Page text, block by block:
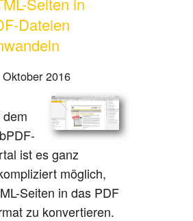
als Inklusion
Pandemie
Verwaltung
8.0.0.2393
beim PDF-Format
verwalten
Dateien
2016
dem
ist es ganz
möglich,
Seiten in das PDF
zu konvertieren.